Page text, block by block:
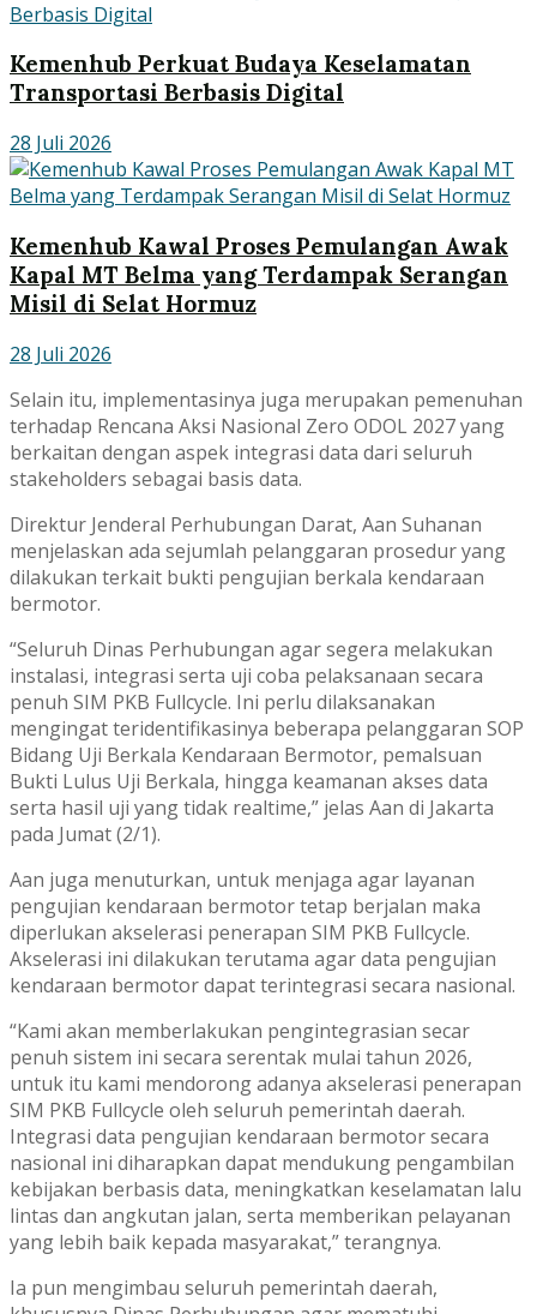
Kemenhub Perkuat Budaya Keselamatan
Transportasi Berbasis Digital
28 Juli 2026
Kemenhub Kawal Proses Pemulangan Awak
Kapal MT Belma yang Terdampak Serangan
Misil di Selat Hormuz
28 Juli 2026
Selain itu, implementasinya juga merupakan pemenuhan
terhadap Rencana Aksi Nasional Zero ODOL 2027 yang
berkaitan dengan aspek integrasi data dari seluruh
stakeholders sebagai basis data.
Direktur Jenderal Perhubungan Darat, Aan Suhanan
menjelaskan ada sejumlah pelanggaran prosedur yang
dilakukan terkait bukti pengujian berkala kendaraan
bermotor.
“Seluruh Dinas Perhubungan agar segera melakukan
instalasi, integrasi serta uji coba pelaksanaan secara
penuh SIM PKB Fullcycle. Ini perlu dilaksanakan
mengingat teridentifikasinya beberapa pelanggaran SOP
Bidang Uji Berkala Kendaraan Bermotor, pemalsuan
Bukti Lulus Uji Berkala, hingga keamanan akses data
serta hasil uji yang tidak realtime,” jelas Aan di Jakarta
pada Jumat (2/1).
Aan juga menuturkan, untuk menjaga agar layanan
pengujian kendaraan bermotor tetap berjalan maka
diperlukan akselerasi penerapan SIM PKB Fullcycle.
Akselerasi ini dilakukan terutama agar data pengujian
kendaraan bermotor dapat terintegrasi secara nasional.
“Kami akan memberlakukan pengintegrasian secar
penuh sistem ini secara serentak mulai tahun 2026,
untuk itu kami mendorong adanya akselerasi penerapan
SIM PKB Fullcycle oleh seluruh pemerintah daerah.
Integrasi data pengujian kendaraan bermotor secara
nasional ini diharapkan dapat mendukung pengambilan
kebijakan berbasis data, meningkatkan keselamatan lalu
lintas dan angkutan jalan, serta memberikan pelayanan
yang lebih baik kepada masyarakat,” terangnya.
Ia pun mengimbau seluruh pemerintah daerah,